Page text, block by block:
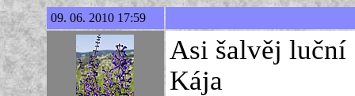
09. 06. 2010 17:59
Asi šalvěj luční
Kája